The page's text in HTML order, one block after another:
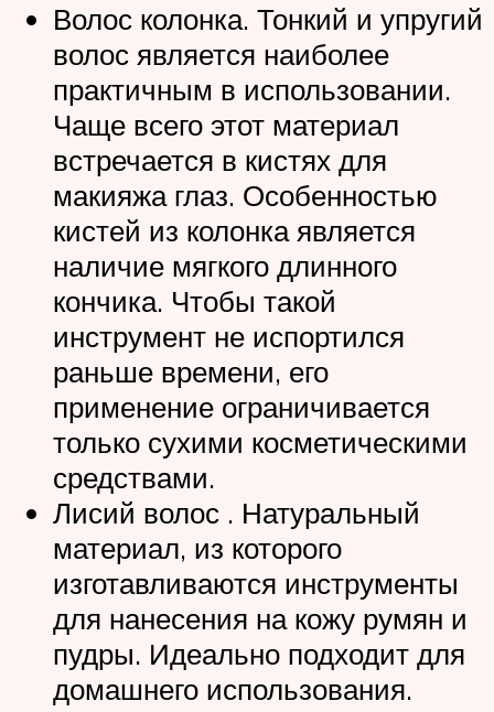
Волос колонка. Тонкий и упругий
волос является наиболее
практичным в использовании.
Чаще всего этот материал
встречается в кистях для
макияжа глаз. Особенностью
кистей из колонка является
наличие мягкого длинного
кончика. Чтобы такой
инструмент не испортился
раньше времени, его
применение ограничивается
только сухими косметическими
средствами.
Лисий волос . Натуральный
материал, из которого
изготавливаются инструменты
для нанесения на кожу румян и
пудры. Идеально подходит для
домашнего использования.